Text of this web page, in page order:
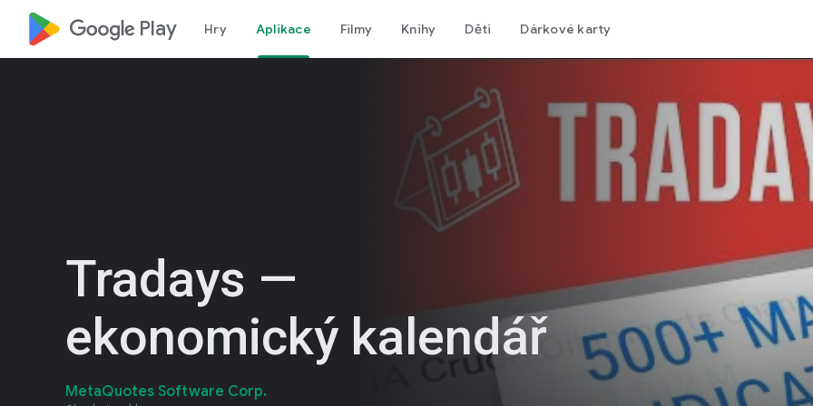
google_logo Play Hry Aplikace Filmy Knihy Děti Dárkové karty
Tradays —
ekonomický kalendář
MetaQuotes Software Corp.